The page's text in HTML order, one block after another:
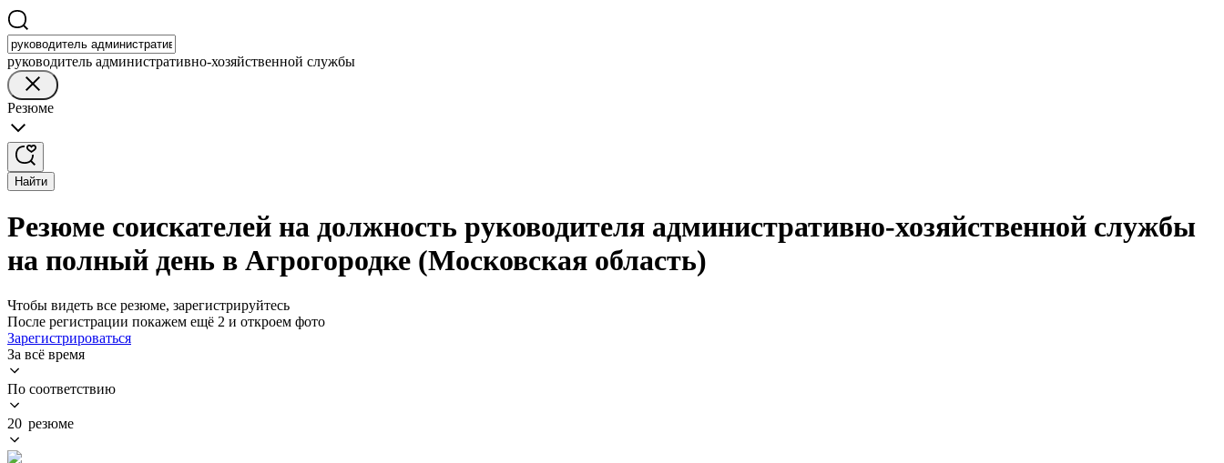
руководитель административно-хозяйственной службы
Резюме
Найти
Резюме соискателей на должность руководителя административно-хозяйственной службы
на полный день в Агрогородке (Московская область)
Чтобы видеть все резюме, зарегистрируйтесь
После регистрации покажем ещё 2 и откроем фото
Зарегистрироваться
За всё время
По соответствию
20 резюме